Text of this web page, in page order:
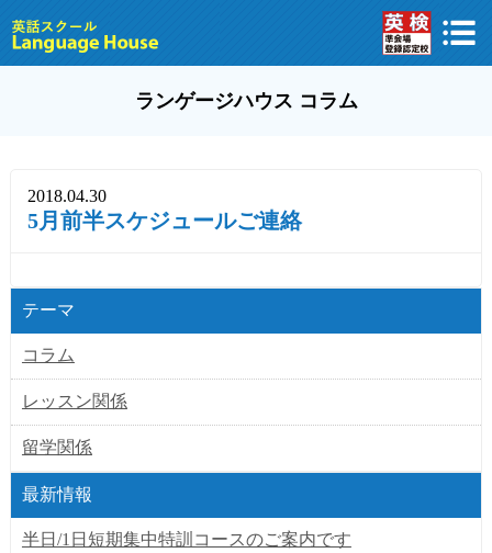
ランゲージハウス コラム
2018.04.30
5月前半スケジュールご連絡
テーマ
コラム
レッスン関係
留学関係
最新情報
半日/1日短期集中特訓コースのご案内です